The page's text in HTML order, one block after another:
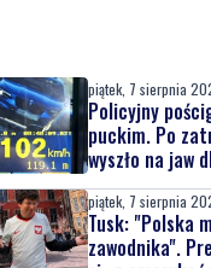
piątek, 7 sierpnia
Policyjny
puckim. Po
wyszło na jaw
latek uciekał
piątek, 7 sierpnia
Tusk: "Polska
zawodnika".